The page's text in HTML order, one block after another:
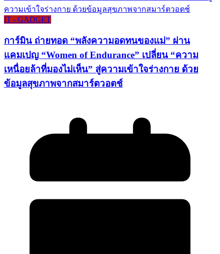
IT - GADGET
การ์มิน ถ่ายทอด “พลังความอดทนของแม่” ผ่าน
แคมเปญ “Women of Endurance” เปลี่ยน “ความ
เหนื่อยล้าที่มองไม่เห็น” สู่ความเข้าใจร่างกาย ด้วย
ข้อมูลสุขภาพจากสมาร์ตวอตช์